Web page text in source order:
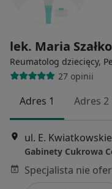
lek. Maria
Reumatolog dziecięcy,
27 opinii
Adres 1 Adres 2
ul. E.
Gabinety Cukrowa